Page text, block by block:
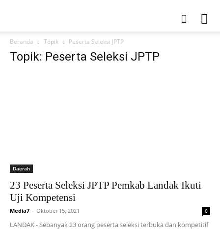
Beranda Topik Peserta Seleksi JPTP
Topik: Peserta Seleksi JPTP
Daerah
23 Peserta Seleksi JPTP Pemkab Landak Ikuti
Uji Kompetensi
Media7 - Oktober 15, 2021 0
LANDAK - Sebanyak 23 orang peserta seleksi terbuka dan kompetitif